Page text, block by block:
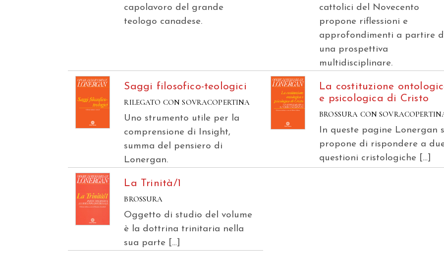
capolavoro del grande
teologo canadese.
cattolici del Novecento
propone riflessioni e
approfondimenti a partire
una prospettiva
multidisciplinare.
Saggi filosofico-teologici
RILEGATO CON SOVRACOPERTINA
Uno strumento utile per la
comprensione di Insight,
summa del pensiero di
Lonergan.
La costituzione
e psicologica di Cristo
BROSSURA CON
In queste pagine Lonergan
propone di rispondere a
questioni cristologiche […]
La Trinità/1
BROSSURA
Oggetto di studio del volume
è la dottrina trinitaria nella
sua parte […]